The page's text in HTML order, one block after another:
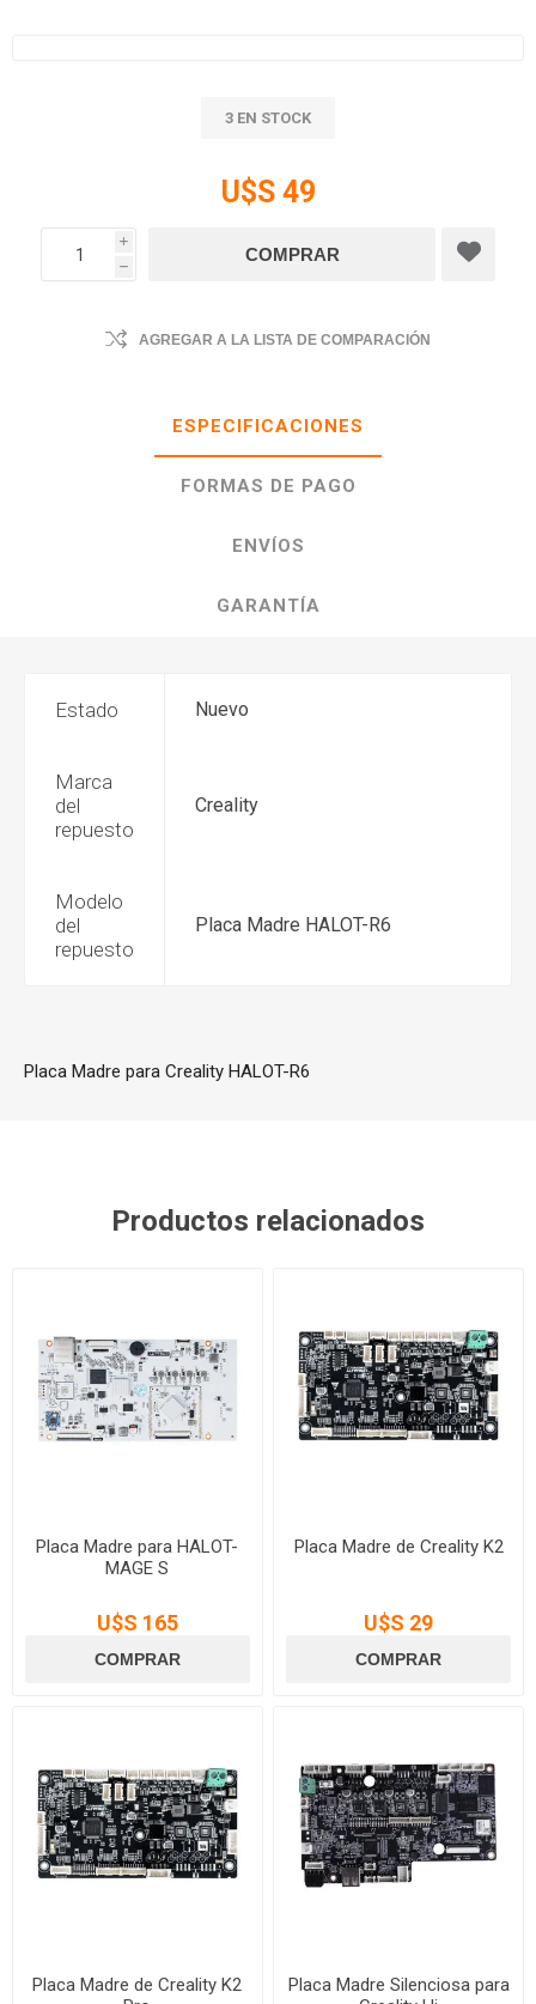
3 EN STOCK
U$S 49
i
h
AGREGAR A LA LISTA DE COMPARACIÓN
ESPECIFICACIONES
FORMAS DE PAGO
ENVÍOS
GARANTÍA
Estado Nuevo
Marca
del
repuesto
Creality
Modelo
del
repuesto
Placa Madre HALOT-R6
Placa Madre para Creality HALOT-R6
Productos relacionados
Placa Madre para HALOT-
MAGE S
U$S 165
Placa Madre de Creality K2
U$S 29
Placa Madre de Creality K2
Placa Madre Silenciosa para